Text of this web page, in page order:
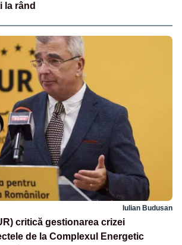
la rând
Iulian Budusan
critică gestionarea crizei
de la Complexul Energetic